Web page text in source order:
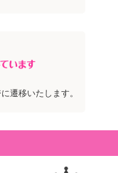
遷移いたします。